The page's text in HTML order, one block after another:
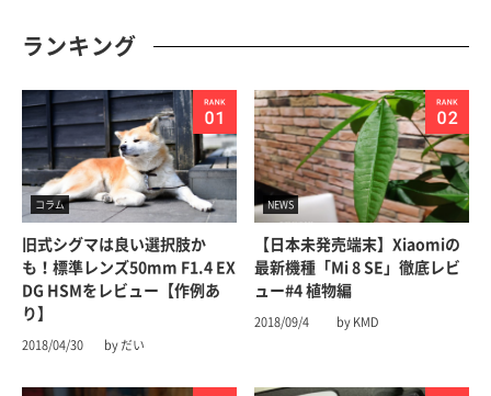
ランキング
コラム
旧式シグマは良い選択肢か
も！標準レンズ50mm F1.4 EX
DG HSMをレビュー【作例あ
り】
2018/04/30 by だい
NEWS
【日本未発売端末】Xiaomiの
最新機種「Mi 8 SE」徹底レビ
ュー#4 植物編
2018/09/4 by KMD